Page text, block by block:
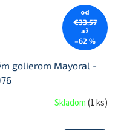
od
€33,57
až
–62 %
golierom Mayoral -
Skladom(1 ks)